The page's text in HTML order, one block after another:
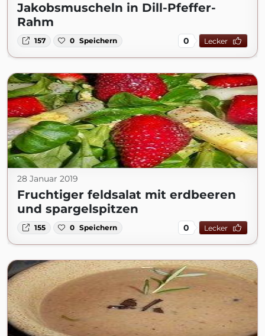
Jakobsmuscheln in Dill-Pfeffer-
Rahm
157 0 Speichern 0 Lecker
28 Januar 2019
Fruchtiger feldsalat mit erdbeeren
und spargelspitzen
155 0 Speichern 0 Lecker